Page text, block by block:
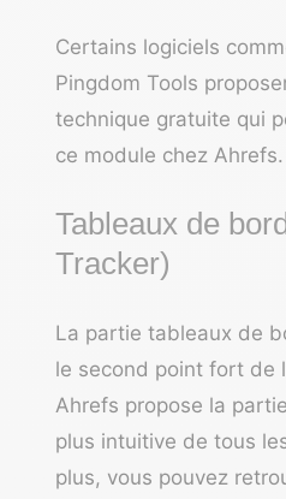
Certains logiciels
Pingdom Tools
technique gratuite qui
ce module chez Ahrefs.
Tableaux de
Tracker)
La partie tableaux de
le second point fort de
Ahrefs propose la
plus intuitive de tous
plus, vous pouvez